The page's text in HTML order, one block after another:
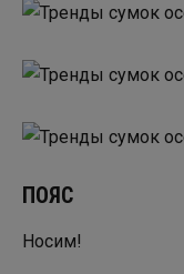
ПОЯС
Носим!